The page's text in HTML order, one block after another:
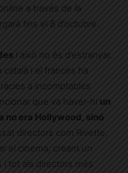
a través de la
fins el 8 d’octubre.
i això no és d’estranyar.
català i el francès ha
a incomptables
que va haver-hi un
no era Hollywood, sinó
directors com Rivette,
el cinema, creant un
i tot als directors més